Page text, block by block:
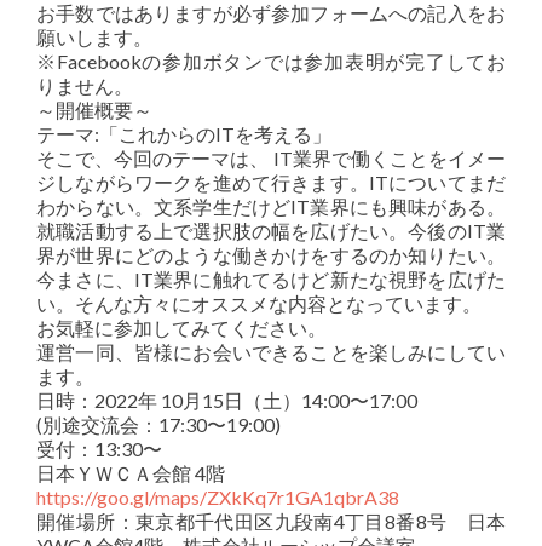
お手数ではありますが必ず参加フォームへの記入をお
願いします。
※Facebookの参加ボタンでは参加表明が完了してお
りません。
～開催概要～
テーマ:「これからのITを考える」
そこで、今回のテーマは、 IT業界で働くことをイメー
ジしながらワークを進めて行きます。ITについてまだ
わからない。文系学生だけどIT業界にも興味がある。
就職活動する上で選択肢の幅を広げたい。今後のIT業
界が世界にどのような働きかけをするのか知りたい。
今まさに、IT業界に触れてるけど新たな視野を広げた
い。そんな方々にオススメな内容となっています。
お気軽に参加してみてください。
運営一同、皆様にお会いできることを楽しみにしてい
ます。
日時：2022年 10月15日（土）14:00〜17:00
(別途交流会：17:30〜19:00)
受付：13:30〜
日本ＹＷＣＡ会館 4階
https://goo.gl/maps/ZXkKq7r1GA1qbrA38
開催場所：東京都千代田区九段南4丁目8番8号 日本